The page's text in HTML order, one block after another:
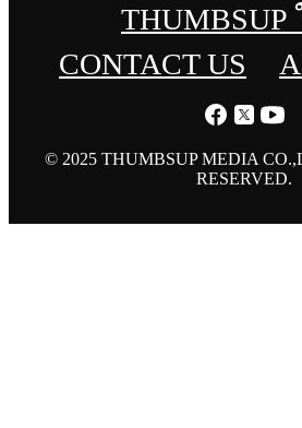
THUMBSUP
CONTACT US
© 2025 THUMBSUP MEDIA
RESERVED.